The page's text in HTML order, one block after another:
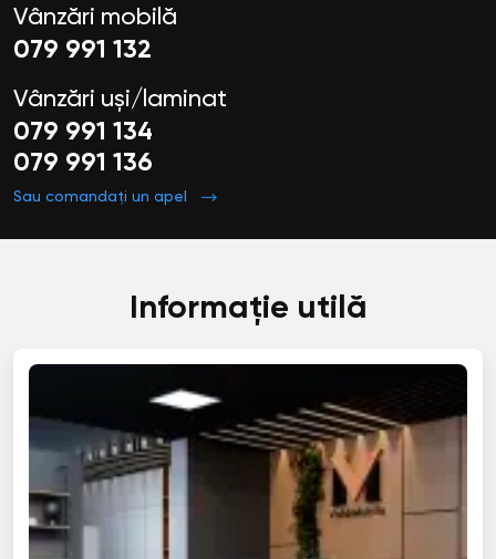
Vânzări mobilă
079 991 132
Vânzări uși/laminat
079 991 134
079 991 136
Sau comandați un apel
Informație utilă